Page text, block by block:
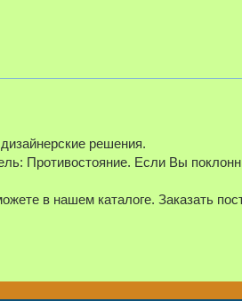
решения.
Противостояние. Если Вы
в нашем каталоге. Заказать